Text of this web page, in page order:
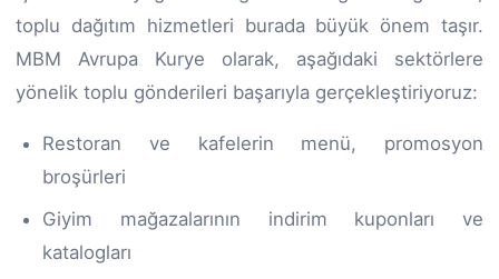
toplu dağıtım hizmetleri burada büyük önem taşır.
MBM Avrupa Kurye olarak, aşağıdaki sektörlere
yönelik toplu gönderileri başarıyla gerçekleştiriyoruz:
Restoran ve kafelerin menü, promosyon
broşürleri
Giyim mağazalarının indirim kuponları ve
katalogları